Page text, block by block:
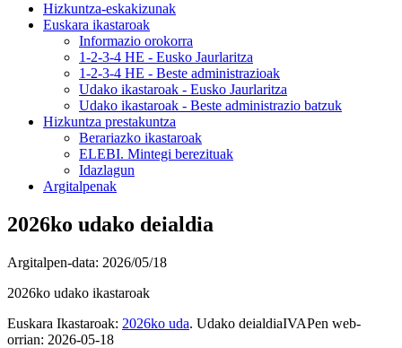
Hizkuntza-eskakizunak
Euskara ikastaroak
Informazio orokorra
1-2-3-4 HE - Eusko Jaurlaritza
1-2-3-4 HE - Beste administrazioak
Udako ikastaroak - Eusko Jaurlaritza
Udako ikastaroak - Beste administrazio batzuk
Hizkuntza prestakuntza
Berariazko ikastaroak
ELEBI. Mintegi berezituak
Idazlagun
Argitalpenak
2026ko udako deialdia
Argitalpen-data: 2026/05/18
2026ko udako ikastaroak
Euskara Ikastaroak: 2026ko uda. Udako deialdiaIVAPen web-
orrian: 2026-05-18